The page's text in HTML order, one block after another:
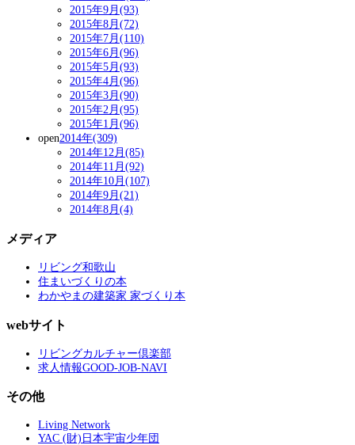
2015年9月(93)
2015年8月(72)
2015年7月(110)
2015年6月(96)
2015年5月(93)
2015年4月(96)
2015年3月(90)
2015年2月(95)
2015年1月(96)
open2014年(309)
2014年12月(85)
2014年11月(92)
2014年10月(107)
2014年9月(21)
2014年8月(4)
メディア
リビング和歌山
住まいづくりの本
わかやまの建築家 家づくり本
webサイト
リビングカルチャー倶楽部
求人情報GOOD-JOB-NAVI
その他
Living Network
YAC (財)日本宇宙少年団